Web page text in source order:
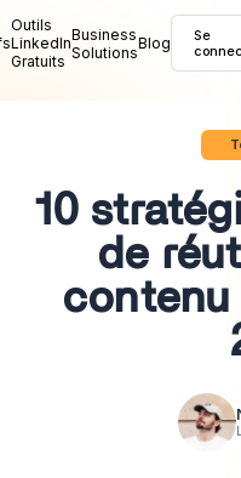
Outils
LinkedIn
Gratuits
Business
SolutionsBlog
Se
10
de
contenu